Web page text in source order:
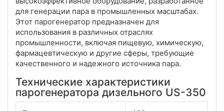
для генерации пара в промышленных масштабах.
Этот парогенератор предназначен для
использования в различных отраслях
промышленности, включая пищевую, химическую,
фармацевтическую и другие сферы, требующие
качественного и надежного источника пара.
Технические характеристики
парогенератора дизельного US-350